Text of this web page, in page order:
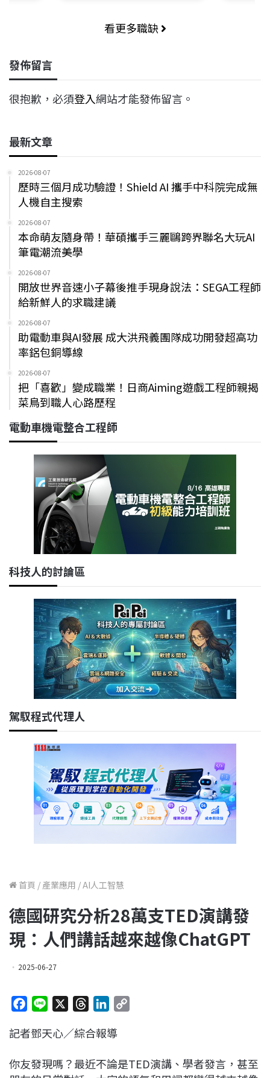
看更多職缺
發佈留言
很抱歉，必須登入網站才能發佈留言。
最新文章
2026-08-07
歷時三個月成功驗證！Shield AI 攜手中科院完成無
人機自主搜索
2026-08-07
本命萌友隨身帶！華碩攜手三麗鷗跨界聯名大玩AI
筆電潮流美學
2026-08-07
開放世界音速小子幕後推手現身說法：SEGA工程師
給新鮮人的求職建議
2026-08-07
助電動車與AI發展 成大洪飛義團隊成功開發超高功
率鋁包銅導線
2026-08-07
把「喜歡」變成職業！日商Aiming遊戲工程師親揭
菜鳥到職人心路歷程
電動車機電整合工程師
科技人的討論區
駕馭程式代理人